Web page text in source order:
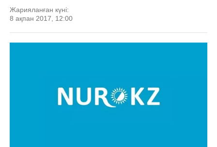
Жарияланған күні:
8 ақпан 2017, 12:00